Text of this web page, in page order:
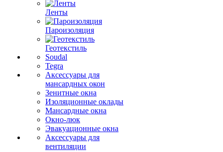
Ленты
Пароизоляция
Геотекстиль
Soudal
Tegra
Аксессуары для
мансардных окон
Зенитные окна
Изоляционные оклады
Мансардные окна
Окно-люк
Эвакуационные окна
Аксессуары для
вентиляции